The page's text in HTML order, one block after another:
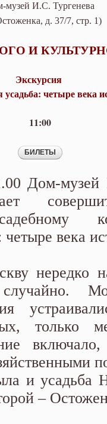
музей И.С. Тургенева
д. 37/7, стр. 1)
И
Экскурсия
четыре века
11:00
Дом-
века
нередко
только
и усадьба
–